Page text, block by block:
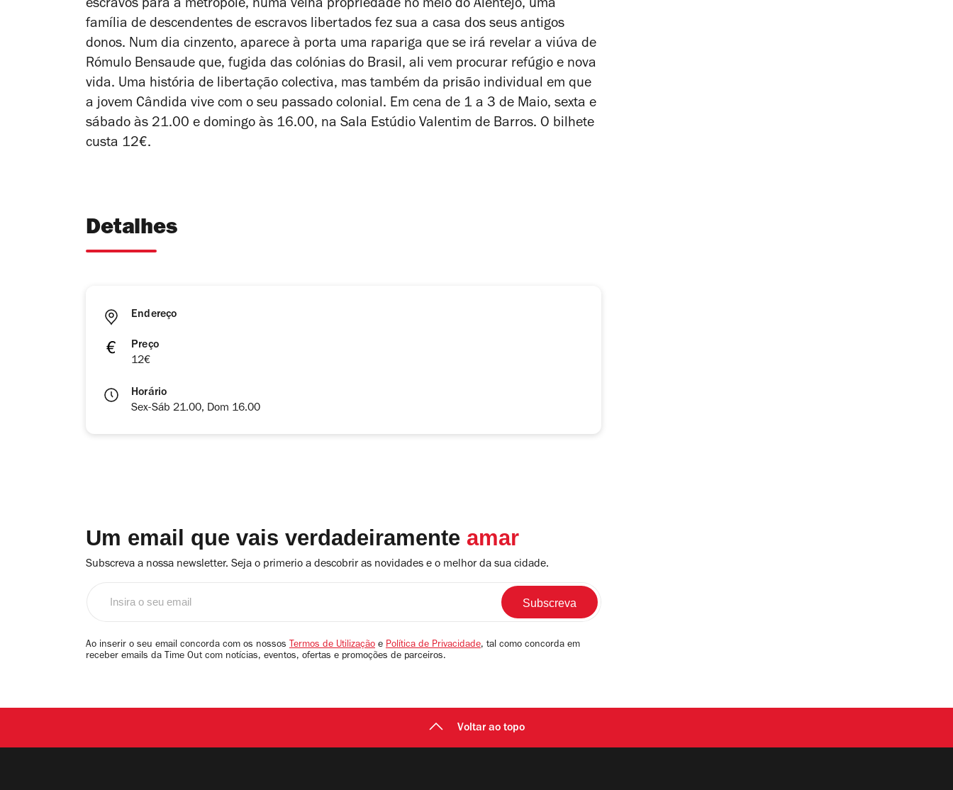
escravos para a metrópole, numa velha propriedade no meio do Alentejo, uma
família de descendentes de escravos libertados fez sua a casa dos seus antigos
donos. Num dia cinzento, aparece à porta uma rapariga que se irá revelar a viúva de
Rómulo Bensaude que, fugida das colónias do Brasil, ali vem procurar refúgio e nova
vida. Uma história de libertação colectiva, mas também da prisão individual em que
a jovem Cândida vive com o seu passado colonial. Em cena de 1 a 3 de Maio, sexta e
sábado às 21.00 e domingo às 16.00, na Sala Estúdio Valentim de Barros. O bilhete
custa 12€.
Detalhes
Endereço
Preço
12€
Horário
Sex-Sáb 21.00, Dom 16.00
Um email que vais verdadeiramente amar
Subscreva a nossa newsletter. Seja o primerio a descobrir as novidades e o melhor da sua cidade.
email
Ao inserir o seu email concorda com os nossos Termos de Utilização e Política de Privacidade, tal como concorda em
receber emails da Time Out com notícias, eventos, ofertas e promoções de parceiros.
Voltar ao topo